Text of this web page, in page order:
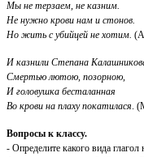
Мы не терзаем, не казним.
Не нужно крови нам и стонов.
Но жить с убийцей не хотим.
И казнили Степана
Смертью лютою, позорною,
И головушка бесталанная
Во крови на плаху покатилася.
Вопросы к классу.
- Определите какого вида